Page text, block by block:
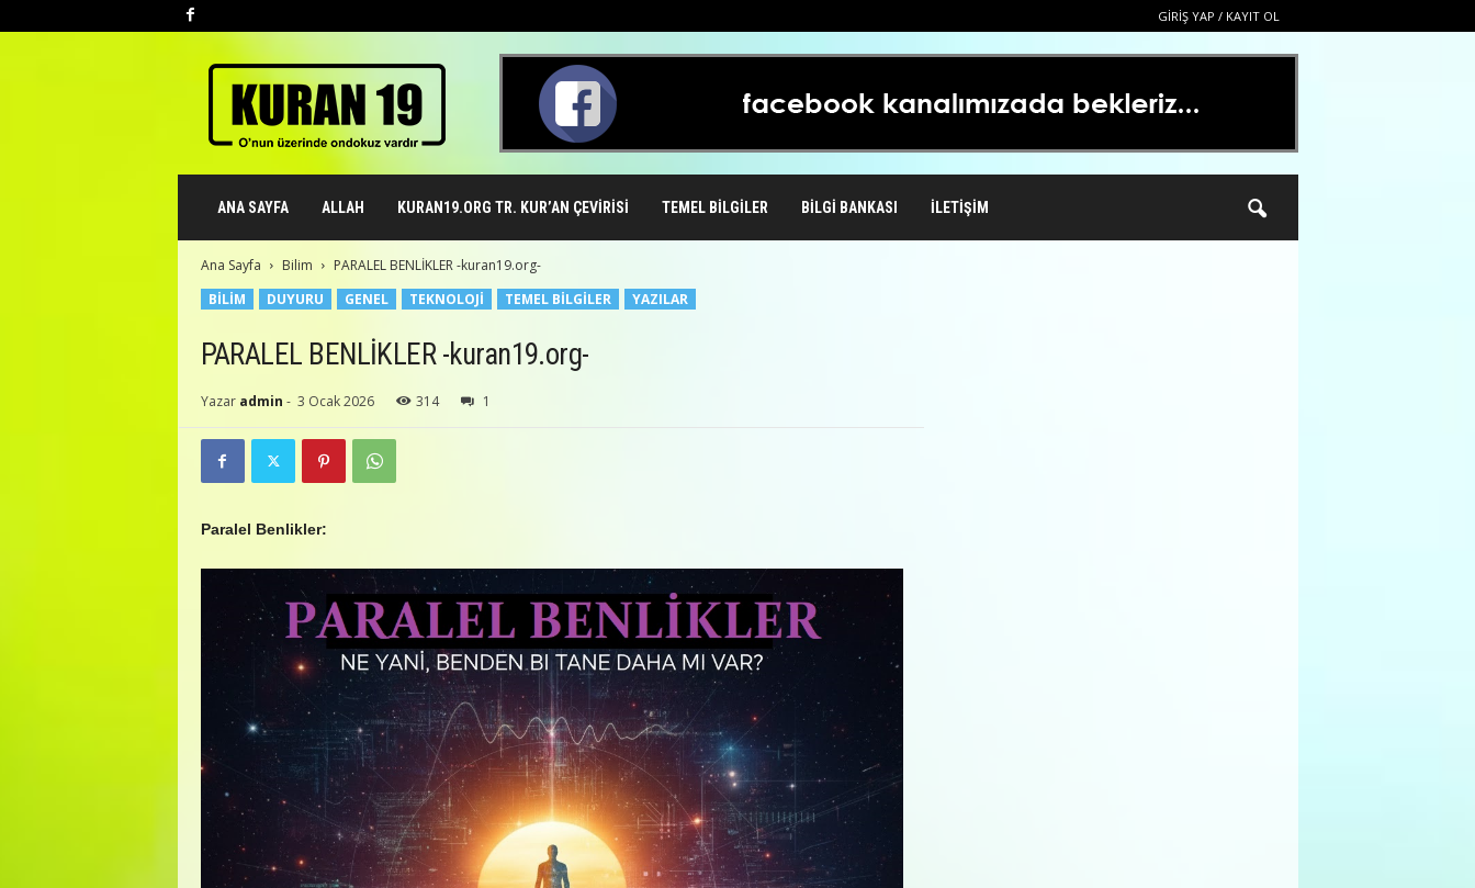
GIRIŞ YAP / KAYIT OL
ANA SAYFA ALLAH KURAN19.ORG TR. KUR’AN ÇEVIRISI TEMEL BILGILER BILGI BANKASI İLETIŞIM
Ana Sayfa Bilim
PARALEL BENLİKLER -kuran19.org-
BILIM
DUYURU GENEL TEKNOLOJI TEMEL BILGILER YAZILAR
PARALEL BENLİKLER -kuran19.org-
Yazar admin - 3 Ocak 2026 314 1
Paralel Benlikler: